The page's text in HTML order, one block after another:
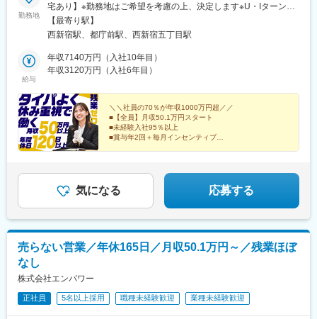
勤務地
宅あり】※勤務地はご希望を考慮の上、決定します※U・Iターン歓
迎（社宅あり） ※マイカー通勤OK（地域により規定あり。詳細
はお問合せください）◆北海道・東北北海道・青森・岩手・秋
栃木・群馬◆中部山梨・新潟・富山・石川・福井・長野・岐阜・
静岡・愛知・三重◆近畿滋賀・京都・大阪・兵庫・和歌山・奈良
知・徳島◆九州福岡・佐賀・長崎・熊本・大分・宮崎・鹿児島※適
性に応じて直営店舗で経験を積んでいただく場合もあり《出張も
旅行気分で♪》出張先では、チームで現地のグルメを味わったり、
観光地を巡ったり。旅気分でリフレッシュしながら働いていま
す！
【最寄り駅】
西新宿駅、都庁前駅、西新宿五丁目駅
給与
年収7140万円（入社10年目）
年収3120万円（入社6年目）
＼＼社員の70％が年収1000万円超／／
■【全員】月収50.1万円スタート
■未経験入社95％以上
■賞与年2回＋毎月インセンティブ
気になる 応募する
売らない営業／年休165日／月収50.1万円～／残業ほぼ
なし
株式会社エンパワー
正社員 5名以上採用 職種未経験歓迎 業種未経験歓迎